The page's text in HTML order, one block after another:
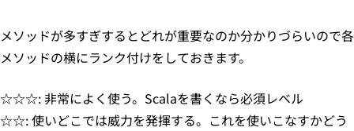
メソッドが多すぎするとどれが重要なのか分かりづらいので各
メソッドの横にランク付けをしておきます。
☆☆☆: 非常によく使う。Scalaを書くなら必須レベル
☆☆: 使いどこでは威力を発揮する。これを使いこなすかどう